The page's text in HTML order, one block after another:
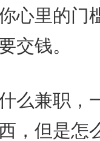
心里的门
交钱。
兼职，
，但是怎